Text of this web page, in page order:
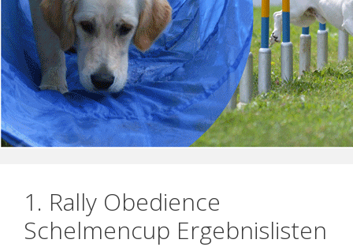
1. Rally Obedience
Schelmencup Ergebnislisten